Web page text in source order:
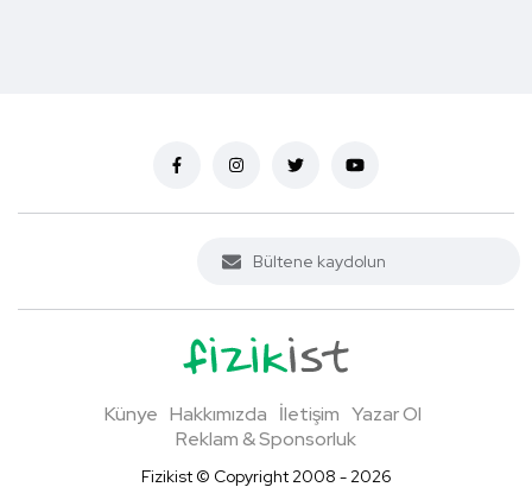
Künye Hakkımızda İletişim Yazar Ol
Reklam & Sponsorluk
Fizikist © Copyright 2008 - 2026